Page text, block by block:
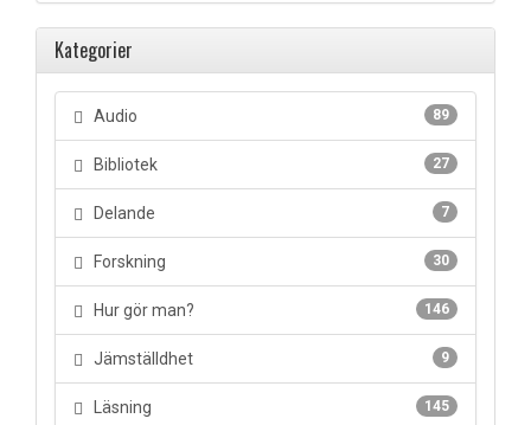
Kategorier
89
Audio
27
Bibliotek
7
Delande
30
Forskning
146
Hur gör man?
9
Jämställdhet
145
Läsning